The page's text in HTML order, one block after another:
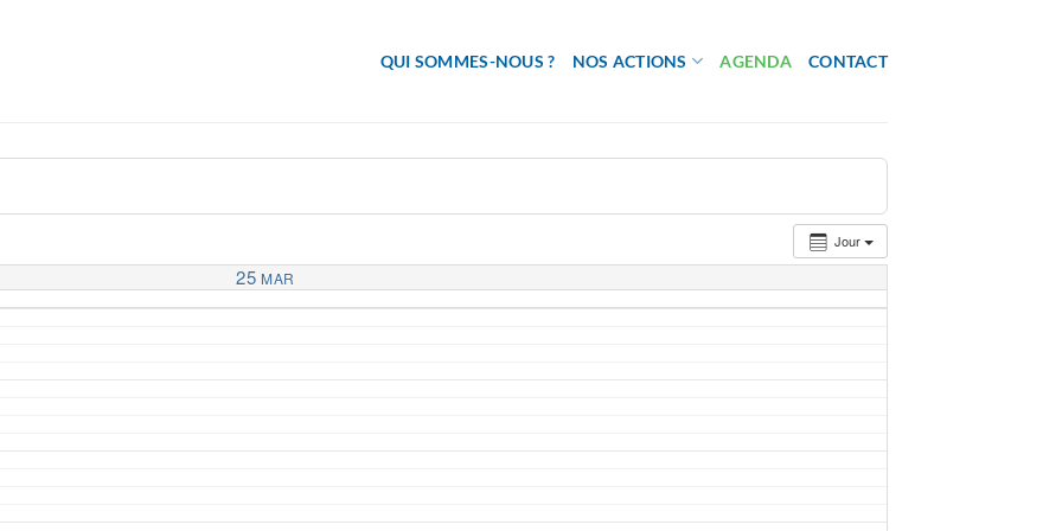
QUI SOMMES-NOUS ? NOS ACTIONS AGENDA CONTACT
Jour
25 MAR